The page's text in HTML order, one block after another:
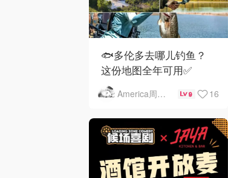
🐟多伦多去哪儿钓鱼？
这份地图全年可用✅
America周末快讯 9 16